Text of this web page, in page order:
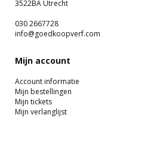
3522BA Utrecht
030 2667728
info@goedkoopverf.com
Mijn account
Account informatie
Mijn bestellingen
Mijn tickets
Mijn verlanglijst